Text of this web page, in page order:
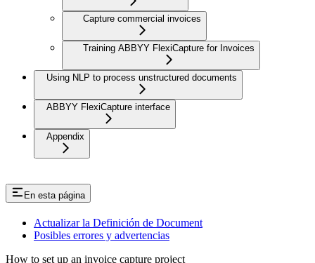
Capture commercial invoices
Training ABBYY FlexiCapture for Invoices
Using NLP to process unstructured documents
ABBYY FlexiCapture interface
Appendix
En esta página
Actualizar la Definición de Document
Posibles errores y advertencias
How to set up an invoice capture project